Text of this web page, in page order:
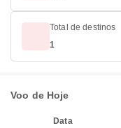
Total de destinos
1
Voo de Hoje
Data